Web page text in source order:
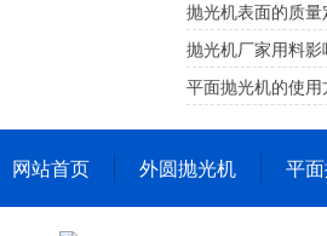
抛光机表面的质量
抛光机厂家用料
平面抛光机的使用
网站首页 外圆抛光机 平